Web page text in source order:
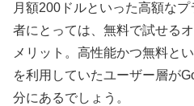
月額200ドルといった高額な
者にとっては、無料で試せる
メリット。高性能かつ無料と
を利用していたユーザー層が
分にあるでしょう。